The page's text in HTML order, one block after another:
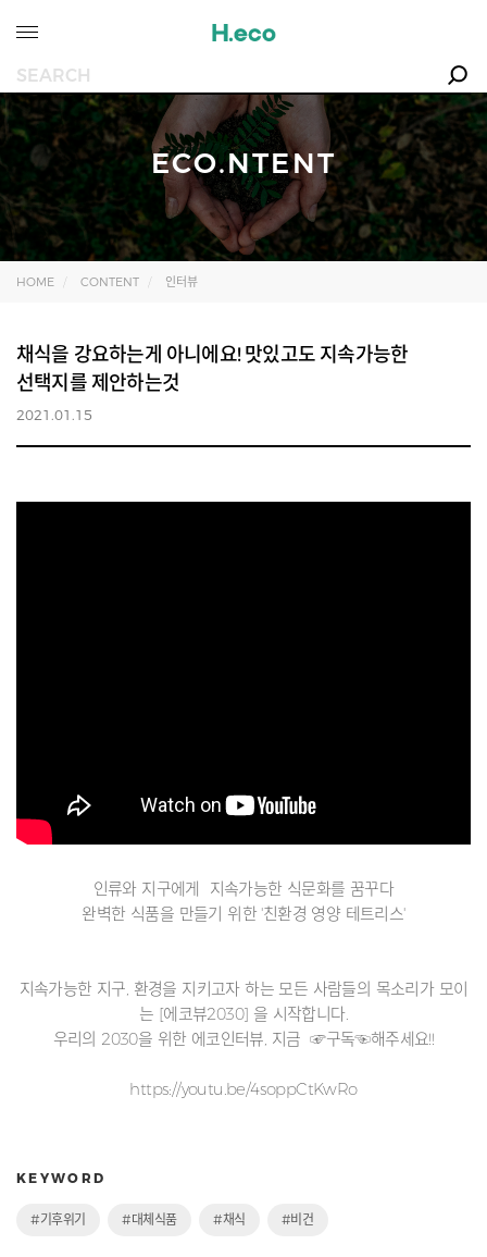
ECO.NTENT
HOME CONTENT 인터뷰
채식을 강요하는게 아니에요! 맛있고도 지속가능한
선택지를 제안하는것
2021.01.15
인류와 지구에게 지속가능한 식문화를 꿈꾸다
완벽한 식품을 만들기 위한 '친환경 영양 테트리스'
지속가능한 지구, 환경을 지키고자 하는 모든 사람들의 목소리가 모이
는 [에코뷰2030] 을 시작합니다.
우리의 2030을 위한 에코인터뷰, 지금 ☞구독☜해주세요!!
https://youtu.be/4soppCtKwRo
KEYWORD
#기후위기 #대체식품 #채식 #비건